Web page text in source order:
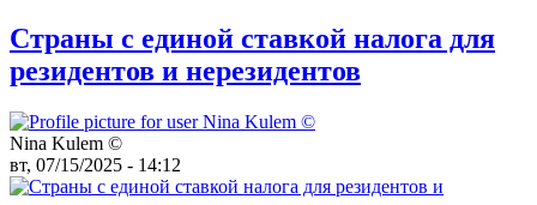
Страны с единой ставкой налога для
резидентов и нерезидентов
Nina Kulem ©️
вт, 07/15/2025 - 14:12